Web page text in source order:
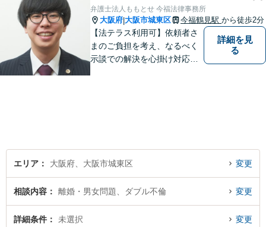
弁護士法人ももとせ 今福法律事務所
大阪府|大阪市城東区 今福鶴見駅 から徒歩2分
【法テラス利用可】依頼者さ
まのご負担を考え、なるべく
示談での解決を心掛け対応い
詳細を見
る
エリア 大阪府、大阪市城東区 変更
相談内容 離婚・男女問題、ダブル不倫 変更
詳細条件 未選択 変更